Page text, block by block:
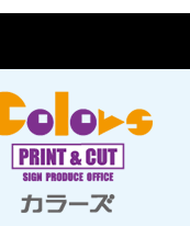
土曜日の営業時間変更
2023-2024 年末年始の